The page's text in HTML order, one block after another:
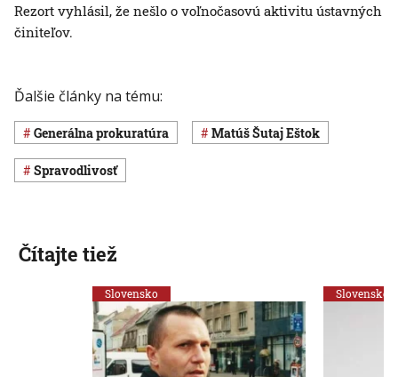
Rezort vyhlásil, že nešlo o voľnočasovú aktivitu ústavných
činiteľov.
Ďalšie články na tému:
generálna prokuratúra Matúš Šutaj Eštok
spravodlivosť
Čítajte tiež
Slovensko Slovensko